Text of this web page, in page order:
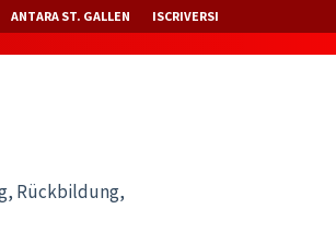
ANTARA ST. GALLEN ISCRIVERSI
Rückbildung,